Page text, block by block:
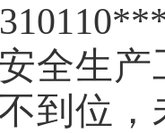
全生
到位